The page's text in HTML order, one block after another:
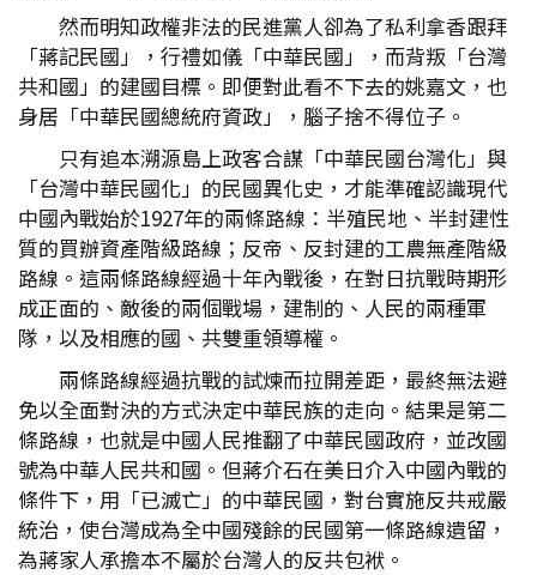
然而明知政權非法的民進黨人卻為了私利拿香跟拜
「蔣記民國」，行禮如儀「中華民國」，而背叛「台灣
共和國」的建國目標。即便對此看不下去的姚嘉文，也
身居「中華民國總統府資政」，腦子捨不得位子。
只有追本溯源島上政客合謀「中華民國台灣化」與
「台灣中華民國化」的民國異化史，才能準確認識現代
中國內戰始於1927年的兩條路線：半殖民地、半封建性
質的買辦資產階級路線；反帝、反封建的工農無產階級
路線。這兩條路線經過十年內戰後，在對日抗戰時期形
成正面的、敵後的兩個戰場，建制的、人民的兩種軍
隊，以及相應的國、共雙重領導權。
兩條路線經過抗戰的試煉而拉開差距，最終無法避
免以全面對決的方式決定中華民族的走向。結果是第二
條路線，也就是中國人民推翻了中華民國政府，並改國
號為中華人民共和國。但蔣介石在美日介入中國內戰的
條件下，用「已滅亡」的中華民國，對台實施反共戒嚴
統治，使台灣成為全中國殘餘的民國第一條路線遺留，
為蔣家人承擔本不屬於台灣人的反共包袱。